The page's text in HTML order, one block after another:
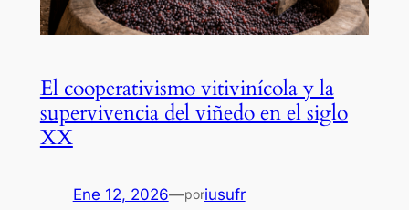
El cooperativismo vitivinícola y la
supervivencia del viñedo en el siglo
XX
Ene 12, 2026—poriusufr